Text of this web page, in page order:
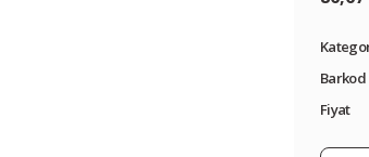
Barkod
Fiyat